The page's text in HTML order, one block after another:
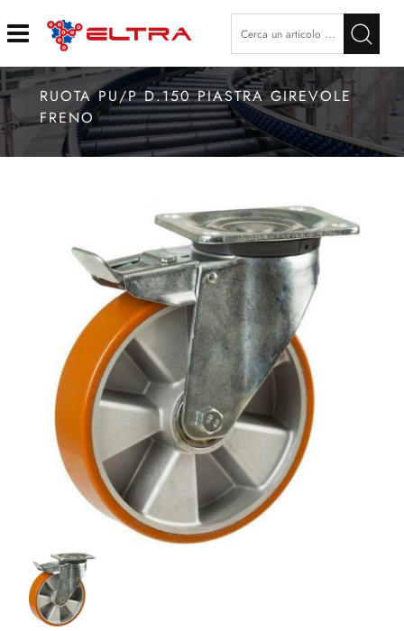
Open
RUOTA PU/P D.150 PIASTRA GIREVOLE
FRENO